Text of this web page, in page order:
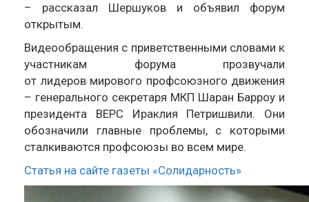
– рассказал Шершуков и объявил форум
открытым.
Видеообращения с приветственными словами к
участникам форума прозвучали
от лидеров мирового профсоюзного движения
– генерального секретаря МКП Шаран Барроу и
президента ВЕРС Ираклия Петришвили. Они
обозначили главные проблемы, с которыми
сталкиваются профсоюзы во всем мире.
Статья на сайте газеты «Солидарность»